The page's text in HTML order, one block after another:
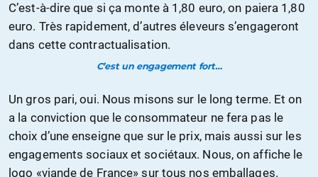
C’est-à-dire que si ça monte à 1,80 euro, on paiera 1,80
euro. Très rapidement, d’autres éleveurs s’engageront
dans cette contractualisation.
C’est un engagement fort…
Un gros pari, oui. Nous misons sur le long terme. Et on
a la conviction que le consommateur ne fera pas le
choix d’une enseigne que sur le prix, mais aussi sur les
engagements sociaux et sociétaux. Nous, on affiche le
logo «viande de France» sur tous nos emballages.